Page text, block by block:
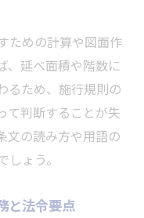
ための計算や図面作
、延べ面積や階数に
るため、施行規則の
て判断することが失
文の読み方や用語の
ょう。
と法令要点